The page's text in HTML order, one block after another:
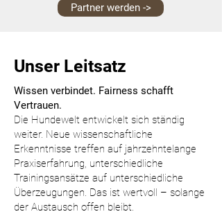
Partner werden ->
Unser Leitsatz
Wissen verbindet. Fairness schafft
Vertrauen.
Die Hundewelt entwickelt sich ständig
weiter. Neue wissenschaftliche
Erkenntnisse treffen auf jahrzehntelange
Praxiserfahrung, unterschiedliche
Trainingsansätze auf unterschiedliche
Überzeugungen. Das ist wertvoll – solange
der Austausch offen bleibt.